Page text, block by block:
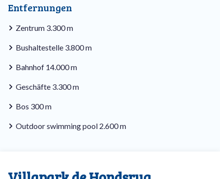
Entfernungen
Zentrum 3.300 m
Bushaltestelle 3.800 m
Bahnhof 14.000 m
Geschäfte 3.300 m
Bos 300 m
Outdoor swimming pool 2.600 m